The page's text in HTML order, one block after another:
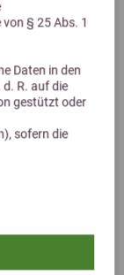
§ 25 Abs. 1
Daten in den
d. R. auf die
gestützt oder
sofern die